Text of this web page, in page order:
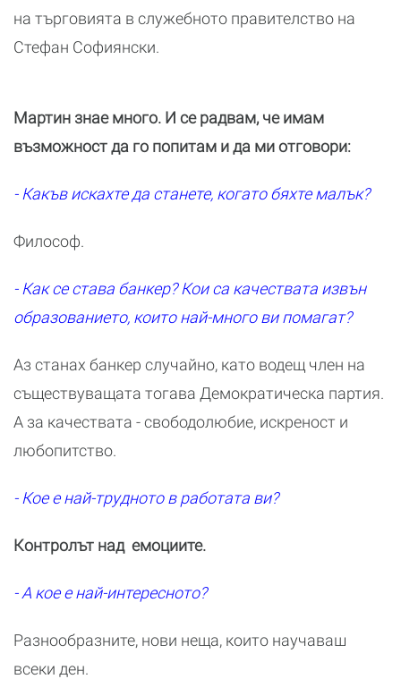
на търговията в служебното правителство на
Стефан Софиянски.
Мартин знае много. И се радвам, че имам
възможност да го попитам и да ми отговори:
- Какъв искахте да станете, когато бяхте малък?
Философ.
- Как се става банкер? Кои са качествата извън
образованието, които най-много ви помагат?
Аз станах банкер случайно, като водещ член на
съществуващата тогава Демократическа партия.
А за качествата - свободолюбие, искреност и
любопитство.
- Кое е най-трудното в работата ви?
Контролът над емоциите.
- А кое е най-интересното?
Разнообразните, нови неща, които научаваш
всеки ден.